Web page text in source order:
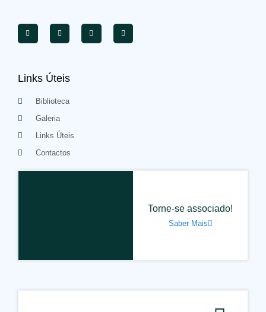
Links Úteis
Biblioteca
Galeria
Links Úteis
Contactos
Torne-se associado!
Saber Mais